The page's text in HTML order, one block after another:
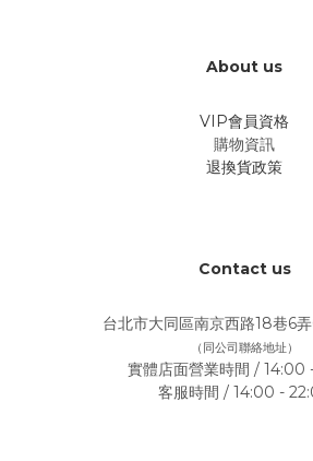
About us
VIP會員資格
購物資訊
退換貨政策
Contact us
台北市大同區南京西路18巷6
（同公司聯絡地址）
實體店面營業時間 / 14:00
客服時間 / 14:00 -